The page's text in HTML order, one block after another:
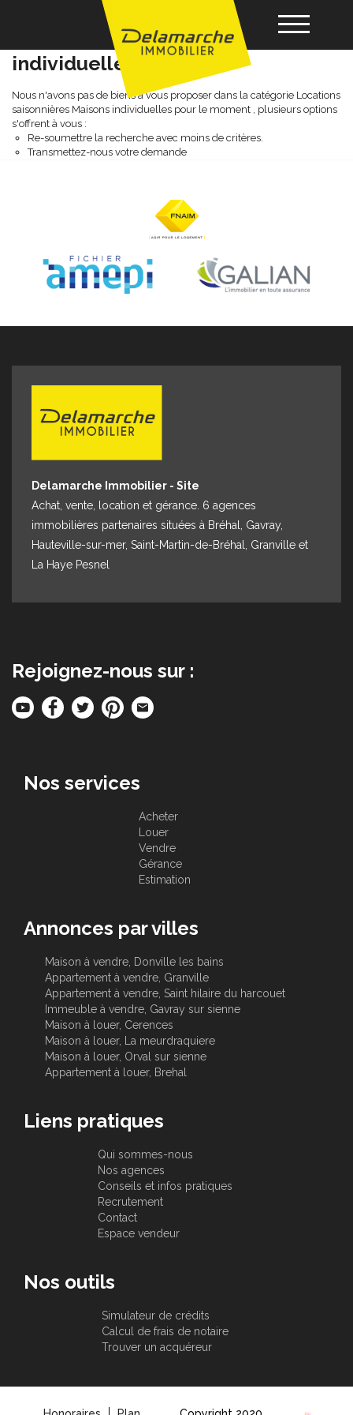
Acheter
Louer
Nos agences
Locations saisonnières maisons
individuelles
Nous n'avons pas de biens à vous proposer dans la catégorie Locations
saisonnières Maisons individuelles pour le moment , plusieurs options
s'offrent à vous :
Re-soumettre la recherche avec moins de critères.
Transmettez-nous votre demande
Delamarche Immobilier - Site
Achat, vente, location et gérance. 6 agences
immobilières partenaires situées à Bréhal, Gavray,
Hauteville-sur-mer, Saint-Martin-de-Bréhal, Granville et
La Haye Pesnel
Rejoignez-nous sur :
Nos services
Acheter
Louer
Vendre
Gérance
Estimation
Annonces par villes
Maison à vendre, Donville les bains
Appartement à vendre, Granville
Appartement à vendre, Saint hilaire du harcouet
Immeuble à vendre, Gavray sur sienne
Maison à louer, Cerences
Maison à louer, La meurdraquiere
Maison à louer, Orval sur sienne
Appartement à louer, Brehal
Liens pratiques
Qui sommes-nous
Nos agences
Conseils et infos pratiques
Recrutement
Contact
Espace vendeur
Nos outils
Simulateur de crédits
Calcul de frais de notaire
Trouver un acquéreur